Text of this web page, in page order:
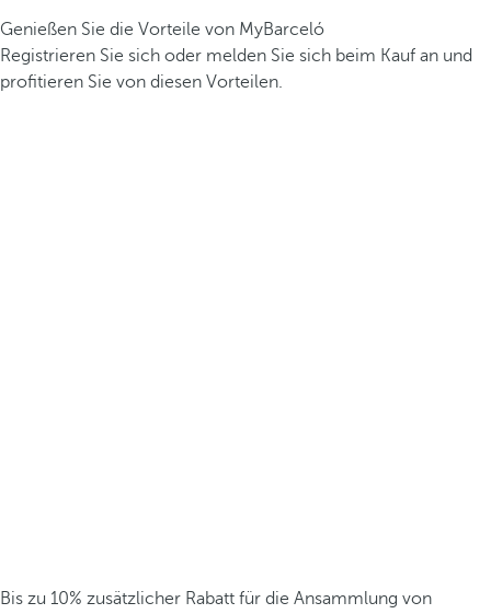
Genießen Sie die Vorteile von MyBarceló
Registrieren Sie sich oder melden Sie sich beim Kauf an und
profitieren Sie von diesen Vorteilen.
Bis zu 10% zusätzlicher Rabatt für die Ansammlung von